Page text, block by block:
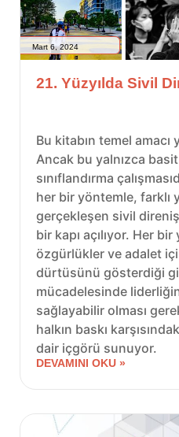
Mart 6, 2024
21. Yüzyılda Sivil
Bu kitabın temel
Ancak bu yalnızca
sınıflandırma
her bir yöntemle, farklı
gerçekleşen sivil
bir kapı açılıyor. Her
özgürlükler ve adalet
dürtüsünü gösterdiği
mücadelesinde
sağlayabilir olması
halkın baskı
dair içgörü sunuyor.
DEVAMINI OKU »